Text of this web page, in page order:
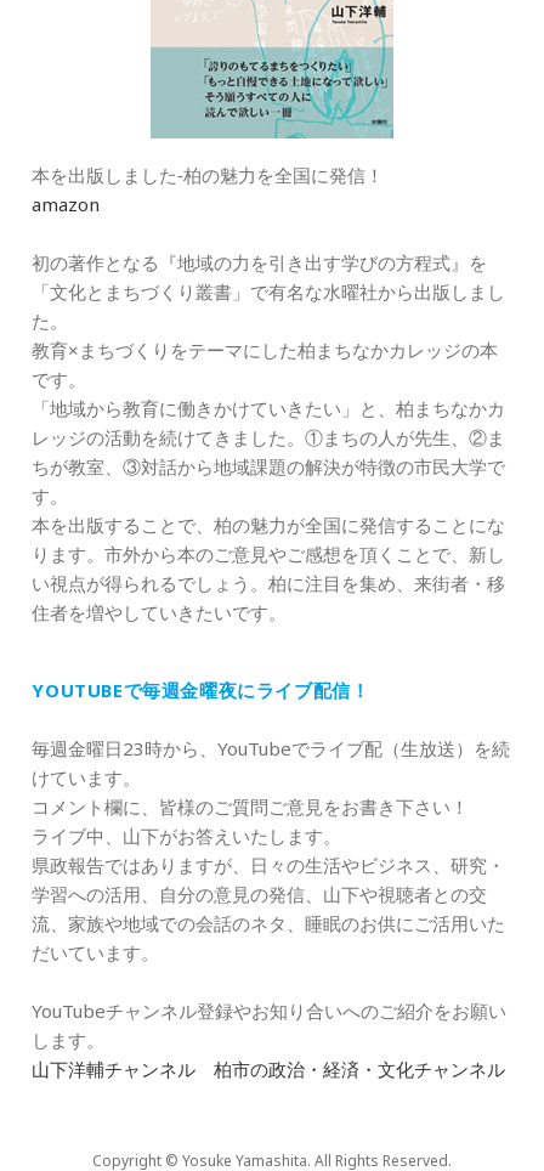
本を出版しました‐柏の魅力を全国に発信！
amazon
初の著作となる『地域の力を引き出す学びの方程式』を
「文化とまちづくり叢書」で有名な水曜社から出版しまし
た。
教育×まちづくりをテーマにした柏まちなかカレッジの本
です。
「地域から教育に働きかけていきたい」と、柏まちなかカ
レッジの活動を続けてきました。①まちの人が先生、②ま
ちが教室、③対話から地域課題の解決が特徴の市民大学で
す。
本を出版することで、柏の魅力が全国に発信することにな
ります。市外から本のご意見やご感想を頂くことで、新し
い視点が得られるでしょう。柏に注目を集め、来街者・移
住者を増やしていきたいです。
YOUTUBEで毎週金曜夜にライブ配信！
毎週金曜日23時から、YouTubeでライブ配（生放送）を続
けています。
コメント欄に、皆様のご質問ご意見をお書き下さい！
ライブ中、山下がお答えいたします。
県政報告ではありますが、日々の生活やビジネス、研究・
学習への活用、自分の意見の発信、山下や視聴者との交
流、家族や地域での会話のネタ、睡眠のお供にご活用いた
だいています。
YouTubeチャンネル登録やお知り合いへのご紹介をお願い
します。
山下洋輔チャンネル 柏市の政治・経済・文化チャンネル
Copyright © Yosuke Yamashita. All Rights Reserved.